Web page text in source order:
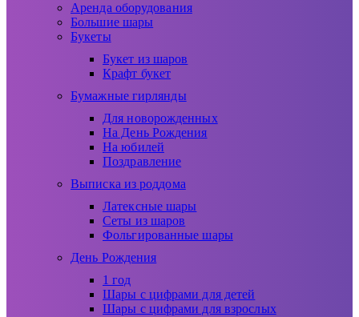
Аренда оборудования
Большие шары
Букеты
Букет из шаров
Крафт букет
Бумажные гирлянды
Для новорожденных
На День Рождения
На юбилей
Поздравление
Выписка из роддома
Латексные шары
Сеты из шаров
Фольгированные шары
День Рождения
1 год
Шары с цифрами для детей
Шары с цифрами для взрослых